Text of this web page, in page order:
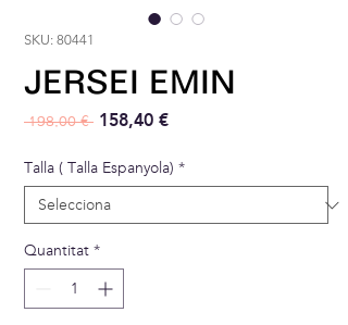
SKU: 80441
JERSEI EMIN
198,00 € Preu normal
158,40 €Preu d'oferta
Talla ( Talla Espanyola) *
Quantitat *